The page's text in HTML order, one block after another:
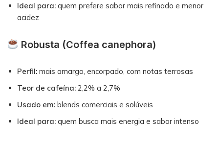
Ideal para: quem prefere sabor mais refinado e menor
acidez
Robusta (Coffea canephora)
Perfil: mais amargo, encorpado, com notas terrosas
Teor de cafeína: 2,2% a 2,7%
Usado em: blends comerciais e solúveis
Ideal para: quem busca mais energia e sabor intenso